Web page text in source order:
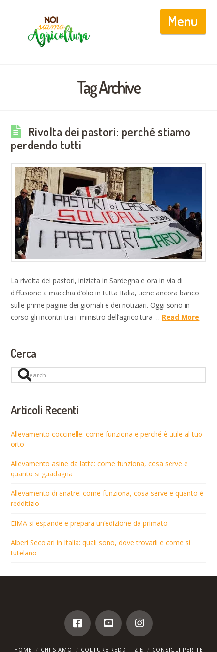
Tag Archive
Rivolta dei pastori: perché stiamo
perdendo tutti
La rivolta dei pastori, iniziata in Sardegna e ora in via di
diffusione a macchia d’olio in tutta Italia, tiene ancora banco
sulle prime pagine dei giornali e dei notiziari. Oggi sono in
corso gli incontri tra il ministro dell’agricoltura … Read More
Cerca
Search
Articoli Recenti
Allevamento coccinelle: come funziona e perché è utile al tuo
orto
Allevamento asine da latte: come funziona, cosa serve e
quanto si guadagna
Allevamento di anatre: come funziona, cosa serve e quanto è
redditizio
EIMA si espande e prepara un’edizione da primato
Alberi Secolari in Italia: quali sono, dove trovarli e come si
tutelano
HOME CHI SIAMO COLTURE REDDITIZIE CONSIGLI PER TE